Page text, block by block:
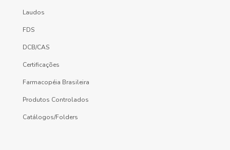
Laudos
FDS
DCB/CAS
Certificações
Farmacopéia Brasileira
Produtos Controlados
Catálogos/Folders